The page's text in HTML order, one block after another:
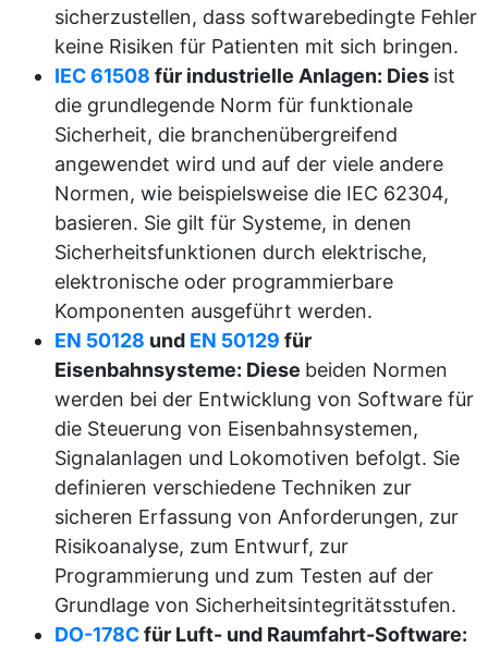
sicherzustellen, dass softwarebedingte Fehler
keine Risiken für Patienten mit sich bringen.
IEC 61508 für industrielle Anlagen: Dies ist
die grundlegende Norm für funktionale
Sicherheit, die branchenübergreifend
angewendet wird und auf der viele andere
Normen, wie beispielsweise die IEC 62304,
basieren. Sie gilt für Systeme, in denen
Sicherheitsfunktionen durch elektrische,
elektronische oder programmierbare
Komponenten ausgeführt werden.
EN 50128 und EN 50129 für
Eisenbahnsysteme: Diese beiden Normen
werden bei der Entwicklung von Software für
die Steuerung von Eisenbahnsystemen,
Signalanlagen und Lokomotiven befolgt. Sie
definieren verschiedene Techniken zur
sicheren Erfassung von Anforderungen, zur
Risikoanalyse, zum Entwurf, zur
Programmierung und zum Testen auf der
Grundlage von Sicherheitsintegritätsstufen.
DO-178Cfür Luft- und Raumfahrt-Software: